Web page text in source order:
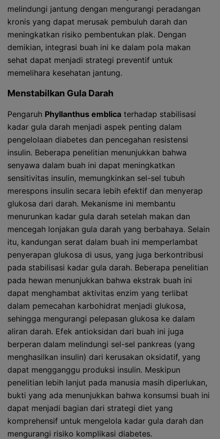
melindungi jantung dengan mengurangi peradangan
kronis yang dapat merusak pembuluh darah dan
meningkatkan risiko pembentukan plak. Dengan
demikian, integrasi buah ini ke dalam pola makan
sehat dapat menjadi strategi preventif untuk
memelihara kesehatan jantung.
Menstabilkan Gula Darah
Pengaruh Phyllanthus emblica terhadap stabilisasi
kadar gula darah menjadi aspek penting dalam
pengelolaan diabetes dan pencegahan resistensi
insulin. Beberapa penelitian menunjukkan bahwa
senyawa dalam buah ini dapat meningkatkan
sensitivitas insulin, memungkinkan sel-sel tubuh
merespons insulin secara lebih efektif dan menyerap
glukosa dari darah. Mekanisme ini membantu
menurunkan kadar gula darah setelah makan dan
mencegah lonjakan gula darah yang berbahaya. Selain
itu, kandungan serat dalam buah ini memperlambat
penyerapan glukosa di usus, yang juga berkontribusi
pada stabilisasi kadar gula darah. Beberapa penelitian
pada hewan menunjukkan bahwa ekstrak buah ini
dapat menghambat aktivitas enzim yang terlibat
dalam pemecahan karbohidrat menjadi glukosa,
sehingga mengurangi pelepasan glukosa ke dalam
aliran darah. Efek antioksidan dari buah ini juga
berperan dalam melindungi sel-sel pankreas (yang
menghasilkan insulin) dari kerusakan oksidatif, yang
dapat mengganggu produksi insulin. Meskipun
penelitian lebih lanjut pada manusia masih diperlukan,
bukti yang ada menunjukkan bahwa konsumsi buah ini
dapat menjadi bagian dari strategi diet yang
komprehensif untuk mengelola kadar gula darah dan
mengurangi risiko komplikasi diabetes.